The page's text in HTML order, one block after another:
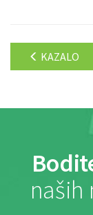
KAZALO
naših